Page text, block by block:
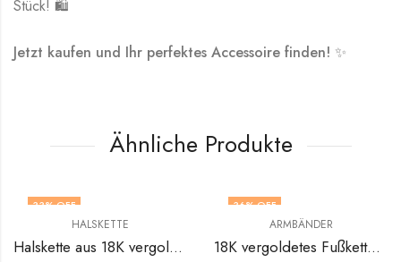
Stück! 🛍️
Jetzt kaufen und Ihr perfektes Accessoire finden! ✨
Ähnliche Produkte
33% OFF
HALSKETTE
Halskette aus 18K vergoldetem Edelstahl von V&F Jewelers
36% OFF
ARMBÄNDER
18K vergoldetes Fußkettchen aus Edelstahl von V&F Jewelers